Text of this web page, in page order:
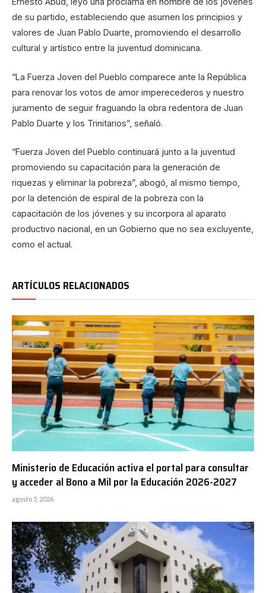
de su partido, estableciendo que asumen los principios y
valores de Juan Pablo Duarte, promoviendo el desarrollo
cultural y artístico entre la juventud dominicana.
“La Fuerza Joven del Pueblo comparece ante la República
para renovar los votos de amor imperecederos y nuestro
juramento de seguir fraguando la obra redentora de Juan
Pablo Duarte y los Trinitarios”, señaló.
“Fuerza Joven del Pueblo continuará junto a la juventud
promoviendo su capacitación para la generación de
riquezas y eliminar la pobreza”, abogó, al mismo tiempo,
por la detención de espiral de la pobreza con la
capacitación de los jóvenes y su incorpora al aparato
productivo nacional, en un Gobierno que no sea excluyente,
como el actual.
ARTÍCULOS RELACIONADOS
Ministerio de Educación activa el portal para consultar
y acceder al Bono a Mil por la Educación 2026-2027
agosto 5, 2026